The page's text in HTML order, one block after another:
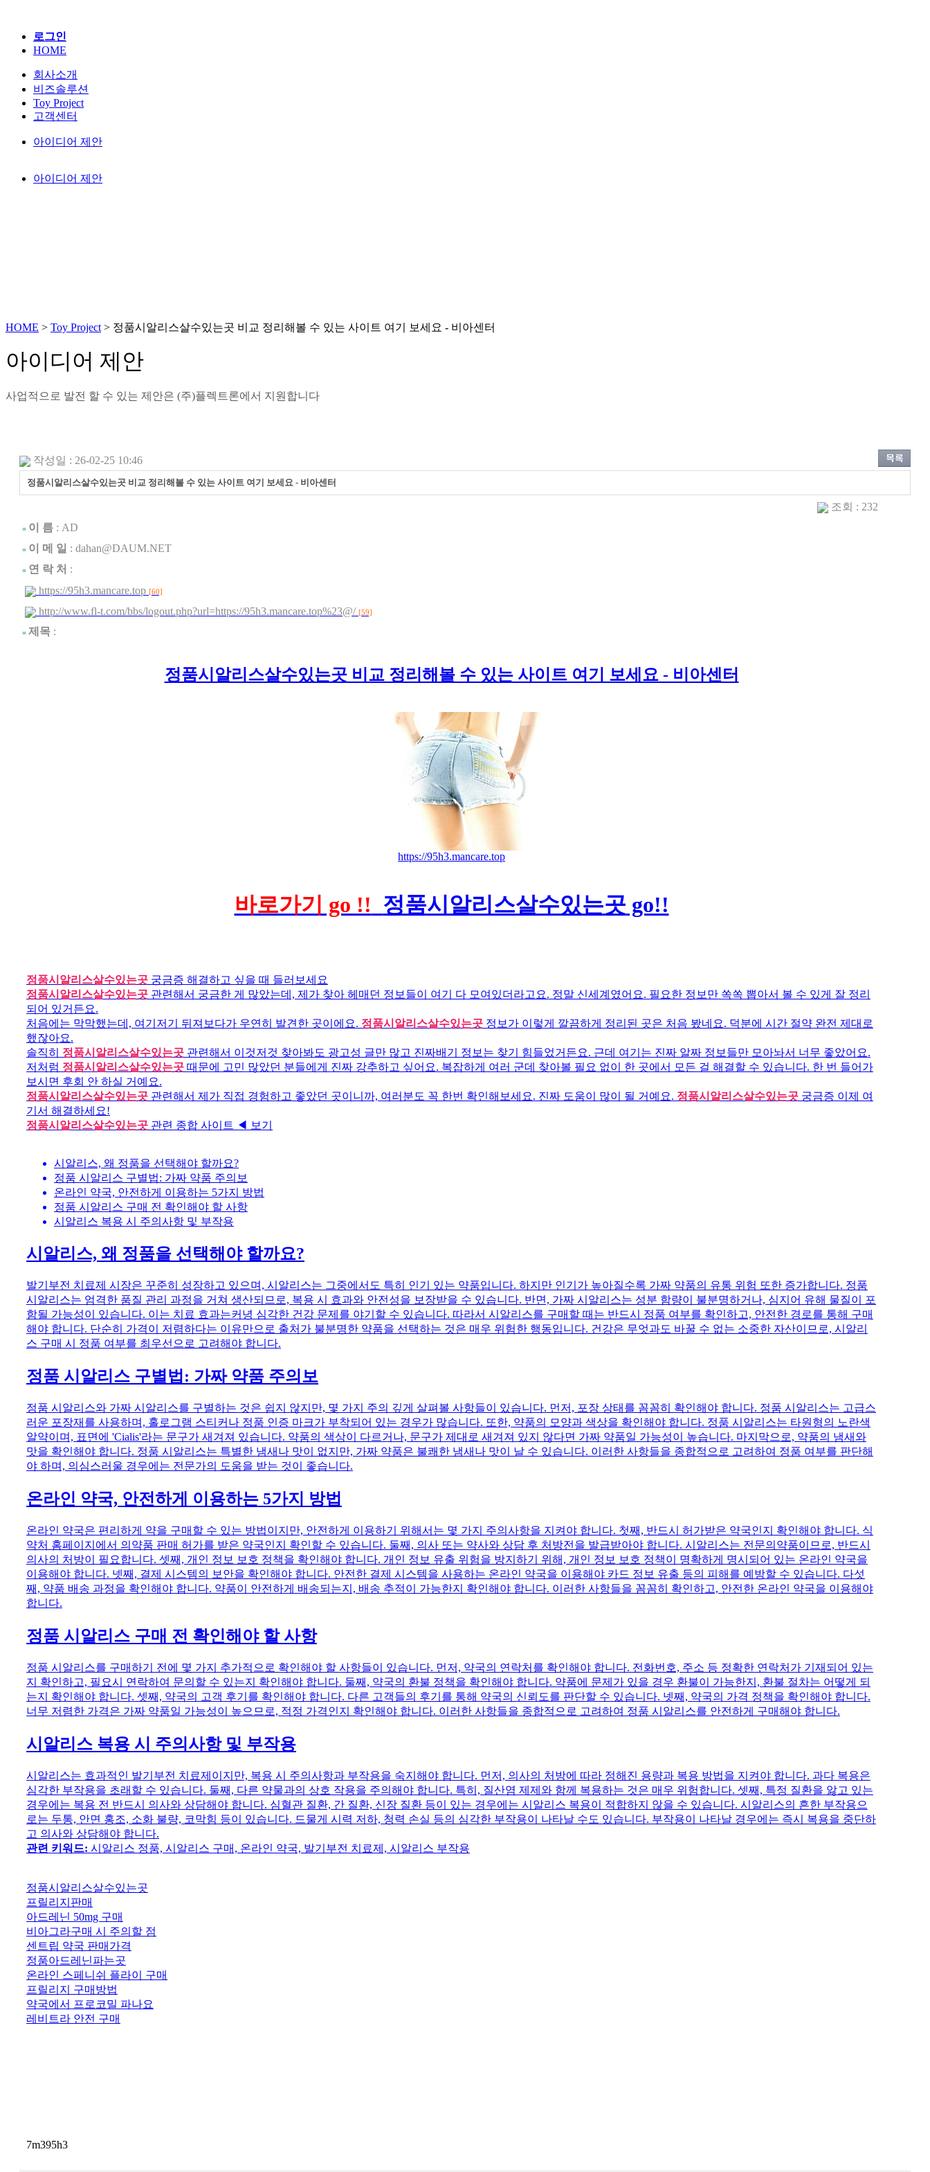
로그인
HOME
회사소개
비즈솔루션
Toy Project
고객센터
아이디어 제안
아이디어 제안
HOME > Toy Project > 정품시알리스살수있는곳 비교 정리해볼 수 있는 사이트 여기 보세요 - 비아센터
아이디어 제안
사업적으로 발전 할 수 있는 제안은 (주)플렉트론에서 지원합니다
작성일 : 26-02-25 10:46
정품시알리스살수있는곳 비교 정리해볼 수 있는 사이트 여기 보세요 - 비아센터
조회 : 232
■ 이 름 : AD
■ 이 메 일 : dahan@DAUM.NET
■ 연 락 처 :
https://95h3.mancare.top [60]
http://www.fl-t.com/bbs/logout.php?url=https://95h3.mancare.top%23@/ [59]
■ 제목 :
정품시알리스살수있는곳 비교 정리해볼 수 있는 사이트 여기 보세요 - 비아센터
https://95h3.mancare.top
바로가기 go !! 정품시알리스살수있는곳 go!!
정품시알리스살수있는곳 궁금증 해결하고 싶을 때 들러보세요
정품시알리스살수있는곳 관련해서 궁금한 게 많았는데, 제가 찾아 헤매던 정보들이 여기 다 모여있더라고요. 정말 신세계였어요. 필요한 정보만 쏙쏙 뽑아서 볼 수 있게 잘 정리
되어 있거든요.
처음에는 막막했는데, 여기저기 뒤져보다가 우연히 발견한 곳이에요. 정품시알리스살수있는곳 정보가 이렇게 깔끔하게 정리된 곳은 처음 봤네요. 덕분에 시간 절약 완전 제대로
했잖아요.
솔직히 정품시알리스살수있는곳 관련해서 이것저것 찾아봐도 광고성 글만 많고 진짜배기 정보는 찾기 힘들었거든요. 근데 여기는 진짜 알짜 정보들만 모아놔서 너무 좋았어요.
저처럼 정품시알리스살수있는곳 때문에 고민 많았던 분들에게 진짜 강추하고 싶어요. 복잡하게 여러 군데 찾아볼 필요 없이 한 곳에서 모든 걸 해결할 수 있습니다. 한 번 들어가
보시면 후회 안 하실 거예요.
정품시알리스살수있는곳 관련해서 제가 직접 경험하고 좋았던 곳이니까, 여러분도 꼭 한번 확인해보세요. 진짜 도움이 많이 될 거예요. 정품시알리스살수있는곳 궁금증 이제 여
기서 해결하세요!
정품시알리스살수있는곳 관련 종합 사이트 ◀ 보기
시알리스, 왜 정품을 선택해야 할까요?
정품 시알리스 구별법: 가짜 약품 주의보
온라인 약국, 안전하게 이용하는 5가지 방법
정품 시알리스 구매 전 확인해야 할 사항
시알리스 복용 시 주의사항 및 부작용
시알리스, 왜 정품을 선택해야 할까요?
발기부전 치료제 시장은 꾸준히 성장하고 있으며, 시알리스는 그중에서도 특히 인기 있는 약품입니다. 하지만 인기가 높아질수록 가짜 약품의 유통 위험 또한 증가합니다. 정품
시알리스는 엄격한 품질 관리 과정을 거쳐 생산되므로, 복용 시 효과와 안전성을 보장받을 수 있습니다. 반면, 가짜 시알리스는 성분 함량이 불분명하거나, 심지어 유해 물질이 포
함될 가능성이 있습니다. 이는 치료 효과는커녕 심각한 건강 문제를 야기할 수 있습니다. 따라서 시알리스를 구매할 때는 반드시 정품 여부를 확인하고, 안전한 경로를 통해 구매
해야 합니다. 단순히 가격이 저렴하다는 이유만으로 출처가 불분명한 약품을 선택하는 것은 매우 위험한 행동입니다. 건강은 무엇과도 바꿀 수 없는 소중한 자산이므로, 시알리
스 구매 시 정품 여부를 최우선으로 고려해야 합니다.
정품 시알리스 구별법: 가짜 약품 주의보
정품 시알리스와 가짜 시알리스를 구별하는 것은 쉽지 않지만, 몇 가지 주의 깊게 살펴볼 사항들이 있습니다. 먼저, 포장 상태를 꼼꼼히 확인해야 합니다. 정품 시알리스는 고급스
러운 포장재를 사용하며, 홀로그램 스티커나 정품 인증 마크가 부착되어 있는 경우가 많습니다. 또한, 약품의 모양과 색상을 확인해야 합니다. 정품 시알리스는 타원형의 노란색
알약이며, 표면에 'Cialis'라는 문구가 새겨져 있습니다. 약품의 색상이 다르거나, 문구가 제대로 새겨져 있지 않다면 가짜 약품일 가능성이 높습니다. 마지막으로, 약품의 냄새와
맛을 확인해야 합니다. 정품 시알리스는 특별한 냄새나 맛이 없지만, 가짜 약품은 불쾌한 냄새나 맛이 날 수 있습니다. 이러한 사항들을 종합적으로 고려하여 정품 여부를 판단해
야 하며, 의심스러울 경우에는 전문가의 도움을 받는 것이 좋습니다.
온라인 약국, 안전하게 이용하는 5가지 방법
온라인 약국은 편리하게 약을 구매할 수 있는 방법이지만, 안전하게 이용하기 위해서는 몇 가지 주의사항을 지켜야 합니다. 첫째, 반드시 허가받은 약국인지 확인해야 합니다. 식
약처 홈페이지에서 의약품 판매 허가를 받은 약국인지 확인할 수 있습니다. 둘째, 의사 또는 약사와 상담 후 처방전을 발급받아야 합니다. 시알리스는 전문의약품이므로, 반드시
의사의 처방이 필요합니다. 셋째, 개인 정보 보호 정책을 확인해야 합니다. 개인 정보 유출 위험을 방지하기 위해, 개인 정보 보호 정책이 명확하게 명시되어 있는 온라인 약국을
이용해야 합니다. 넷째, 결제 시스템의 보안을 확인해야 합니다. 안전한 결제 시스템을 사용하는 온라인 약국을 이용해야 카드 정보 유출 등의 피해를 예방할 수 있습니다. 다섯
째, 약품 배송 과정을 확인해야 합니다. 약품이 안전하게 배송되는지, 배송 추적이 가능한지 확인해야 합니다. 이러한 사항들을 꼼꼼히 확인하고, 안전한 온라인 약국을 이용해야
합니다.
정품 시알리스 구매 전 확인해야 할 사항
정품 시알리스를 구매하기 전에 몇 가지 추가적으로 확인해야 할 사항들이 있습니다. 먼저, 약국의 연락처를 확인해야 합니다. 전화번호, 주소 등 정확한 연락처가 기재되어 있는
지 확인하고, 필요시 연락하여 문의할 수 있는지 확인해야 합니다. 둘째, 약국의 환불 정책을 확인해야 합니다. 약품에 문제가 있을 경우 환불이 가능한지, 환불 절차는 어떻게 되
는지 확인해야 합니다. 셋째, 약국의 고객 후기를 확인해야 합니다. 다른 고객들의 후기를 통해 약국의 신뢰도를 판단할 수 있습니다. 넷째, 약국의 가격 정책을 확인해야 합니다.
너무 저렴한 가격은 가짜 약품일 가능성이 높으므로, 적정 가격인지 확인해야 합니다. 이러한 사항들을 종합적으로 고려하여 정품 시알리스를 안전하게 구매해야 합니다.
시알리스 복용 시 주의사항 및 부작용
시알리스는 효과적인 발기부전 치료제이지만, 복용 시 주의사항과 부작용을 숙지해야 합니다. 먼저, 의사의 처방에 따라 정해진 용량과 복용 방법을 지켜야 합니다. 과다 복용은
심각한 부작용을 초래할 수 있습니다. 둘째, 다른 약물과의 상호 작용을 주의해야 합니다. 특히, 질산염 제제와 함께 복용하는 것은 매우 위험합니다. 셋째, 특정 질환을 앓고 있는
경우에는 복용 전 반드시 의사와 상담해야 합니다. 심혈관 질환, 간 질환, 신장 질환 등이 있는 경우에는 시알리스 복용이 적합하지 않을 수 있습니다. 시알리스의 흔한 부작용으
로는 두통, 안면 홍조, 소화 불량, 코막힘 등이 있습니다. 드물게 시력 저하, 청력 손실 등의 심각한 부작용이 나타날 수도 있습니다. 부작용이 나타날 경우에는 즉시 복용을 중단하
고 의사와 상담해야 합니다.
관련 키워드: 시알리스 정품, 시알리스 구매, 온라인 약국, 발기부전 치료제, 시알리스 부작용
정품시알리스살수있는곳
프릴리지판매
아드레닌 50mg 구매
비아그라구매 시 주의할 점
센트립 약국 판매가격
정품아드레닌파는곳
온라인 스페니쉬 플라이 구매
프릴리지 구매방법
약국에서 프로코밀 파나요
레비트라 안전 구매
7m395h3